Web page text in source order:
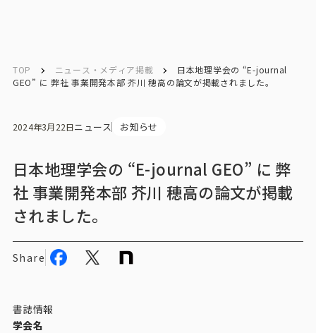
インテージの強み
会社情報トップ
ビジョン
TOP ニュース・メディア掲載
日本地理学会の “E-journal
GEO” に 弊社 事業開発本部 芥川 穂高の論文が掲載されました。
2024年3月22日ニュース お知らせ
日本地理学会の “E-journal GEO” に 弊
社 事業開発本部 芥川 穂高の論文が掲載
されました。
Share
書誌情報
学会名